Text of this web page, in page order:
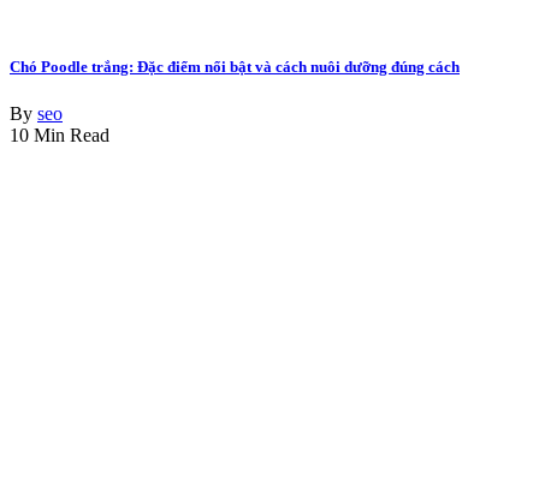
Chó Poodle trắng: Đặc điểm nổi bật và cách nuôi dưỡng đúng cách
By seo
10 Min Read